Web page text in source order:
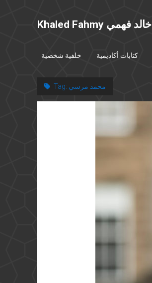
Khaled Fahmy خالد فهمي
خلفية شخصية كتابات أكاديمية
Tag: محمد مرسي